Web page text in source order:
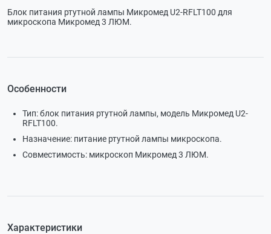
Блок питания ртутной лампы Микромед U2-RFLT100 для
микроскопа Микромед 3 ЛЮМ.
Особенности
Тип: блок питания ртутной лампы, модель Микромед U2-
RFLT100.
Назначение: питание ртутной лампы микроскопа.
Совместимость: микроскоп Микромед 3 ЛЮМ.
Характеристики